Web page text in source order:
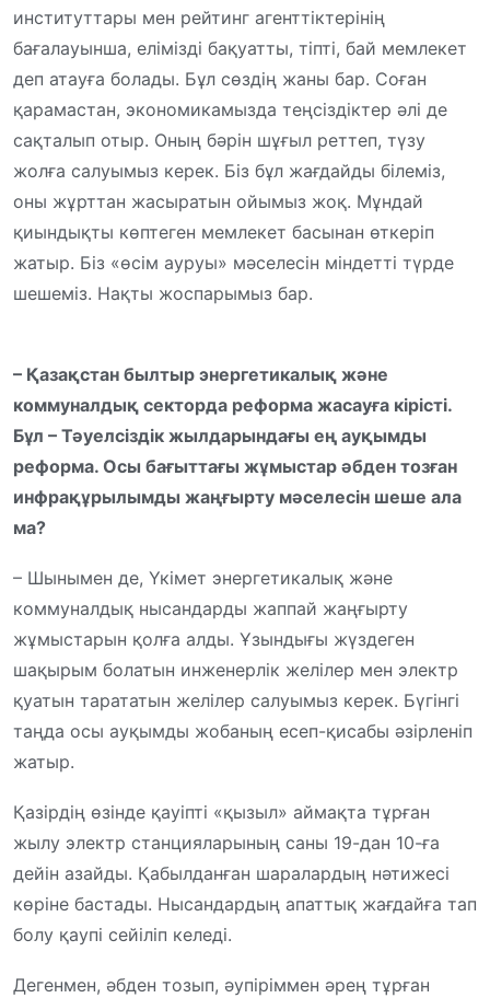
институттары мен рейтинг агенттіктерінің
бағалауынша, елімізді бақуатты, тіпті, бай мемлекет
деп атауға болады. Бұл сөздің жаны бар. Соған
қарамастан, экономикамызда теңсіздіктер әлі де
сақталып отыр. Оның бәрін шұғыл реттеп, түзу
жолға салуымыз керек. Біз бұл жағдайды білеміз,
оны жұрттан жасыратын ойымыз жоқ. Мұндай
қиындықты көптеген мемлекет басынан өткеріп
жатыр. Біз «өсім ауруы» мәселесін міндетті түрде
шешеміз. Нақты жоспарымыз бар.
– Қазақстан былтыр энергетикалық және
коммуналдық секторда реформа жасауға кірісті.
Бұл – Тәуелсіздік жылдарындағы ең ауқымды
реформа. Осы бағыттағы жұмыстар әбден тозған
инфрақұрылымды жаңғырту мәселесін шеше ала
ма?
– Шынымен де, Үкімет энергетикалық және
коммуналдық нысандарды жаппай жаңғырту
жұмыстарын қолға алды. Ұзындығы жүздеген
шақырым болатын инженерлік желілер мен электр
қуатын тарататын желілер салуымыз керек. Бүгінгі
таңда осы ауқымды жобаның есеп-қисабы әзірленіп
жатыр.
Қазірдің өзінде қауіпті «қызыл» аймақта тұрған
жылу электр станцияларының саны 19-дан 10-ға
дейін азайды. Қабылданған шаралардың нәтижесі
көріне бастады. Нысандардың апаттық жағдайға тап
болу қаупі сейіліп келеді.
Дегенмен, әбден тозып, әупіріммен әрең тұрған